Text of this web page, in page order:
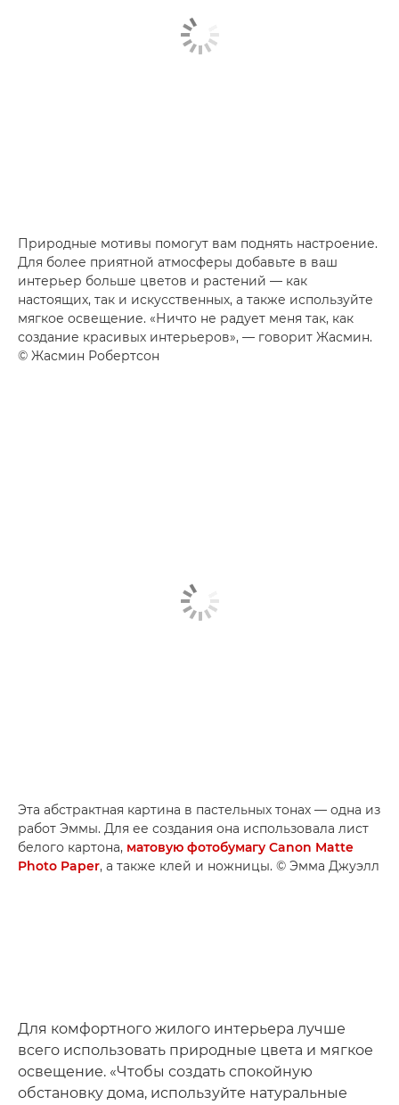
Природные мотивы помогут вам поднять настроение.
Для более приятной атмосферы добавьте в ваш
интерьер больше цветов и растений — как
настоящих, так и искусственных, а также используйте
мягкое освещение. «Ничто не радует меня так, как
создание красивых интерьеров», — говорит Жасмин.
© Жасмин Робертсон
Эта абстрактная картина в пастельных тонах — одна из
работ Эммы. Для ее создания она использовала лист
белого картона, матовую фотобумагу Canon Matte
Photo Paper, а также клей и ножницы. © Эмма Джуэлл
Для комфортного жилого интерьера лучше
всего использовать природные цвета и мягкое
освещение. «Чтобы создать спокойную
обстановку дома, используйте натуральные